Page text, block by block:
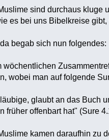
sind durchaus kluge
es bei uns Bibelkreise
begab sich nun folgendes:
wöchentlichen
wobei man auf folgende
glaubt an das Buch
früher offenbart hat" (Sure
kamen daraufhin zu